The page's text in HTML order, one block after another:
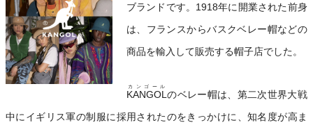
ブランドです。1918年に開業された前身
は、フランスからバスクベレー帽などの
商品を輸入して販売する帽子店でした。
KANGOL
カンゴール
のベレー帽は、第二次世界大戦
中にイギリス軍の制服に採用されたのをきっかけに、知名度が高ま